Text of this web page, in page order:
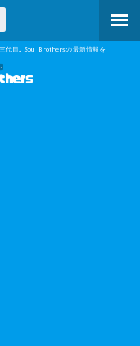
代目J Soul Brothersの最新情報を